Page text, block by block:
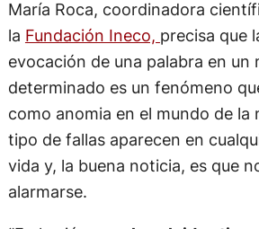
María Roca, coordinadora
la Fundación Ineco, precisa que
evocación de una palabra en un
determinado es un fenómeno
como anomia en el mundo de la
tipo de fallas aparecen en
vida y, la buena noticia, es que
alarmarse.